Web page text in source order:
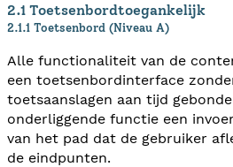
2.1 Toetsenbordtoegankelijk
2.1.1 Toetsenbord (Niveau A)
Alle functionaliteit van de
een toetsenbordinterface
toetsaanslagen aan tijd
onderliggende functie een
van het pad dat de gebruiker
de eindpunten.